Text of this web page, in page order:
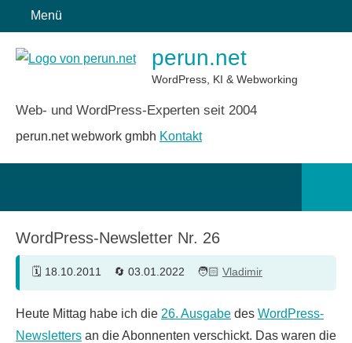
Inhalt
springen
Menü
perun.net
WordPress, KI & Webworking
Web- und WordPress-Experten seit 2004
perun.net webwork gmbh Kontakt
WordPress-Newsletter Nr. 26
18.10.2011 03.01.2022 Vladimir
Heute Mittag habe ich die 26. Ausgabe des WordPress-
Newsletters an die Abonnenten verschickt. Das waren die